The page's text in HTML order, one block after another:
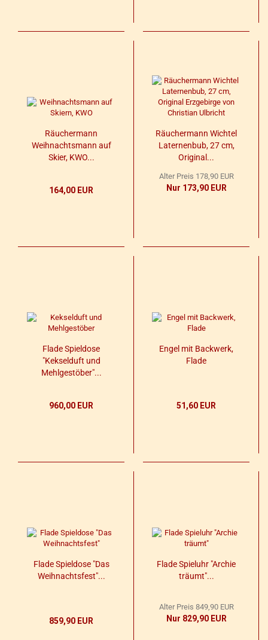
Räu­cher­mann
Weih­nachts­mann auf
Skier, KWO...
164,00 EUR
Räu­cher­mann Wich­tel
La­ter­nen­bub, 27 cm,
Ori­gi­nal...
Alter Preis 178,90 EUR
Nur 173,90 EUR
Flade Spiel­do­se
"Kek­sel­duft und
Mehl­ge­stö­ber"...
960,00 EUR
Engel mit Back­werk,
Flade
51,60 EUR
Flade Spiel­do­se "Das
Weih­nachts­fest"...
859,90 EUR
Flade Spiel­uhr "Ar­chie
träumt"...
Alter Preis 849,90 EUR
Nur 829,90 EUR